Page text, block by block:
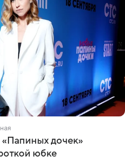
«Папиных дочек»
юбке